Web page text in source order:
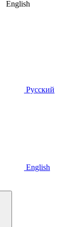
English
Русский
English